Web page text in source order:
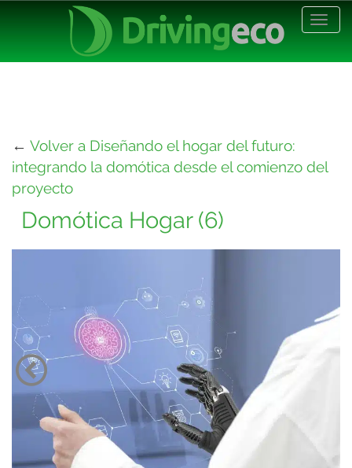
← Volver a Diseñando el hogar del futuro:
integrando la domótica desde el comienzo del
proyecto
Domótica Hogar (6)